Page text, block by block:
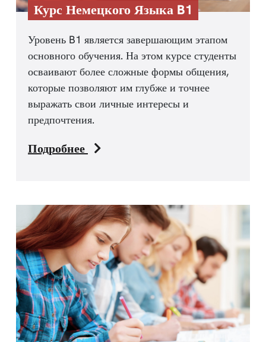
Курс Немецкого Языка B1
Уровень B1 является завершающим этапом
основного обучения. На этом курсе студенты
осваивают более сложные формы общения,
которые позволяют им глубже и точнее
выражать свои личные интересы и
предпочтения.
Подробнее